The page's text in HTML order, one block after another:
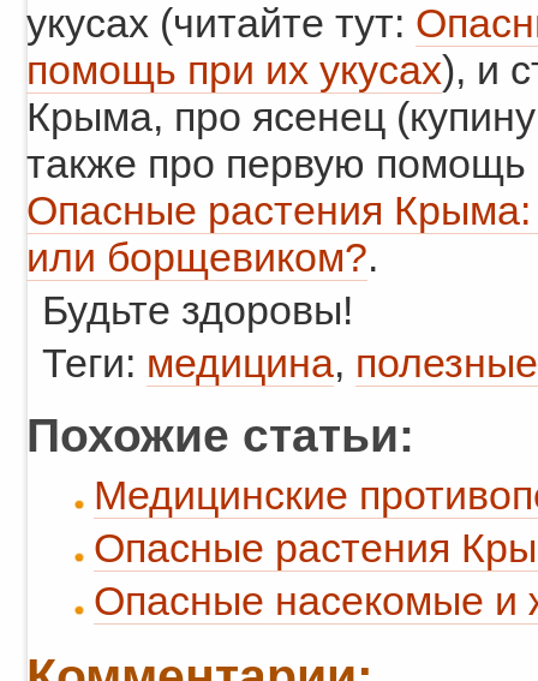
укусах (читайте тут:
помощь при их укусах), и
Крыма, про ясенец
также про первую помощь
Опасные растения Крыма:
или борщевиком?.
Будьте здоровы!
Теги: медицина,
Похожие статьи:
Медицинские
Опасные растения
Опасные насекомые и